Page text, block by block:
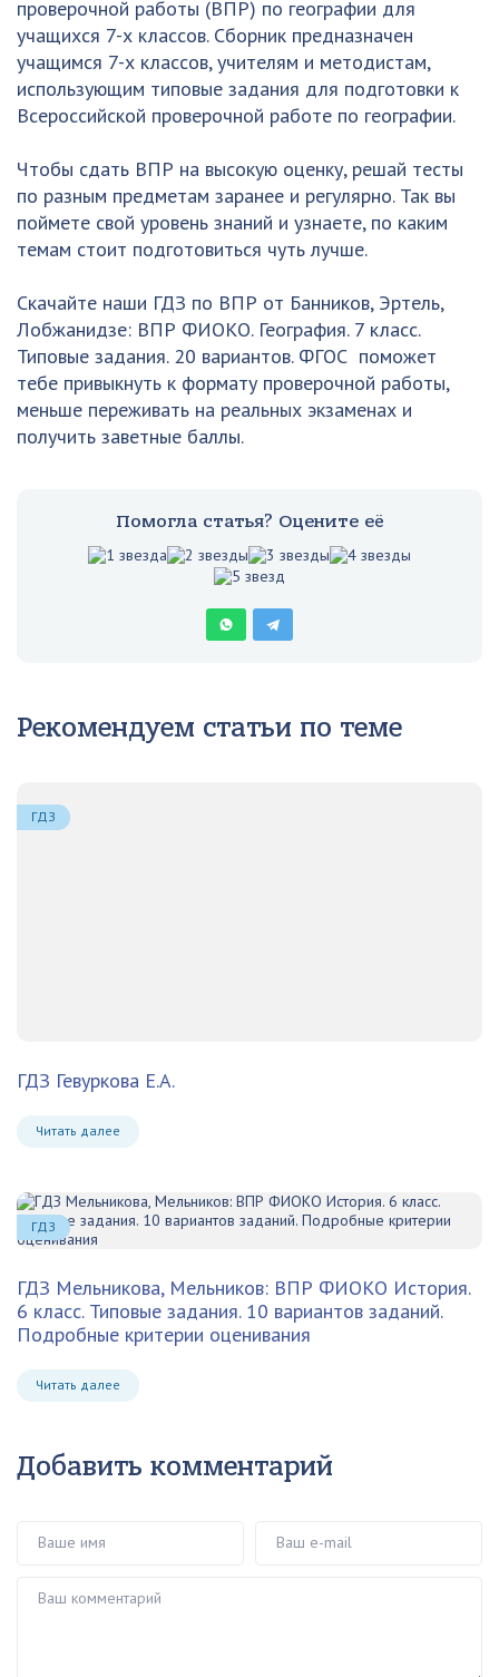
проверочной работы (ВПР) по географии для
учащихся 7-х классов. Сборник предназначен
учащимся 7-х классов, учителям и методистам,
использующим типовые задания для подготовки к
Всероссийской проверочной работе по географии.
Чтобы сдать ВПР на высокую оценку, решай тесты
по разным предметам заранее и регулярно. Так вы
поймете свой уровень знаний и узнаете, по каким
темам стоит подготовиться чуть лучше.
Скачайте наши ГДЗ по ВПР от Банников, Эртель,
Лобжанидзе: ВПР ФИОКО. География. 7 класс.
Типовые задания. 20 вариантов. ФГОС поможет
тебе привыкнуть к формату проверочной работы,
меньше переживать на реальных экзаменах и
получить заветные баллы.
Помогла статья? Оцените её
Рекомендуем статьи по теме
ГДЗ Гевуркова Е.А.
Читать далее
ГДЗ
ГДЗ Мельникова, Мельников: ВПР ФИОКО История.
6 класс. Типовые задания. 10 вариантов заданий.
Подробные критерии оценивания
Читать далее
ГДЗ
Добавить комментарий